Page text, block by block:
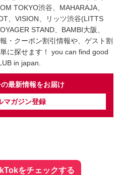
TOKYO渋谷、MAHARAJA、
、VISION、リッツ渋谷(LITTS
STAND、BAMBI大阪、
・クーポン割引情報や、ゲスト割
に探せます！ you can find good
in japan.
最新情報をお届け
マガジン登録
をチェックする